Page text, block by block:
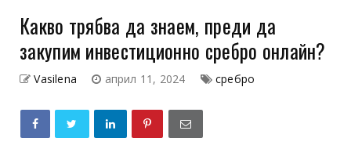
Какво трябва да знаем, преди да
закупим инвестиционно сребро онлайн?
Vasilena април 11, 2024 сребро